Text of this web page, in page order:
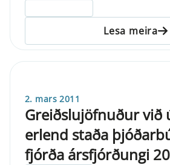
Lesa meira
2. mars 2011
Greiðslujöfnuður við
erlend staða
fjórða ársfjórðungi